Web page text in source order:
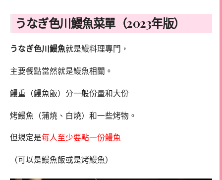
うなぎ色川鰻魚菜單（2023年版）
うなぎ色川鰻魚就是鰻料理專門，
主要餐點當然就是鰻魚相關。
鰻重（鰻魚飯）分一般份量和大份
烤鰻魚（蒲燒、白燒）和一些烤物。
但規定是每人至少要點一份鰻魚
（可以是鰻魚飯或是烤鰻魚）